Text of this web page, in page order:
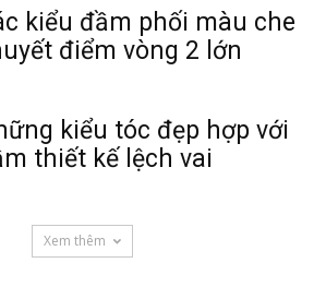
kiểu đầm phối màu che
điểm vòng 2 lớn
kiểu tóc đẹp hợp với
thiết kế lệch vai
Xem thêm